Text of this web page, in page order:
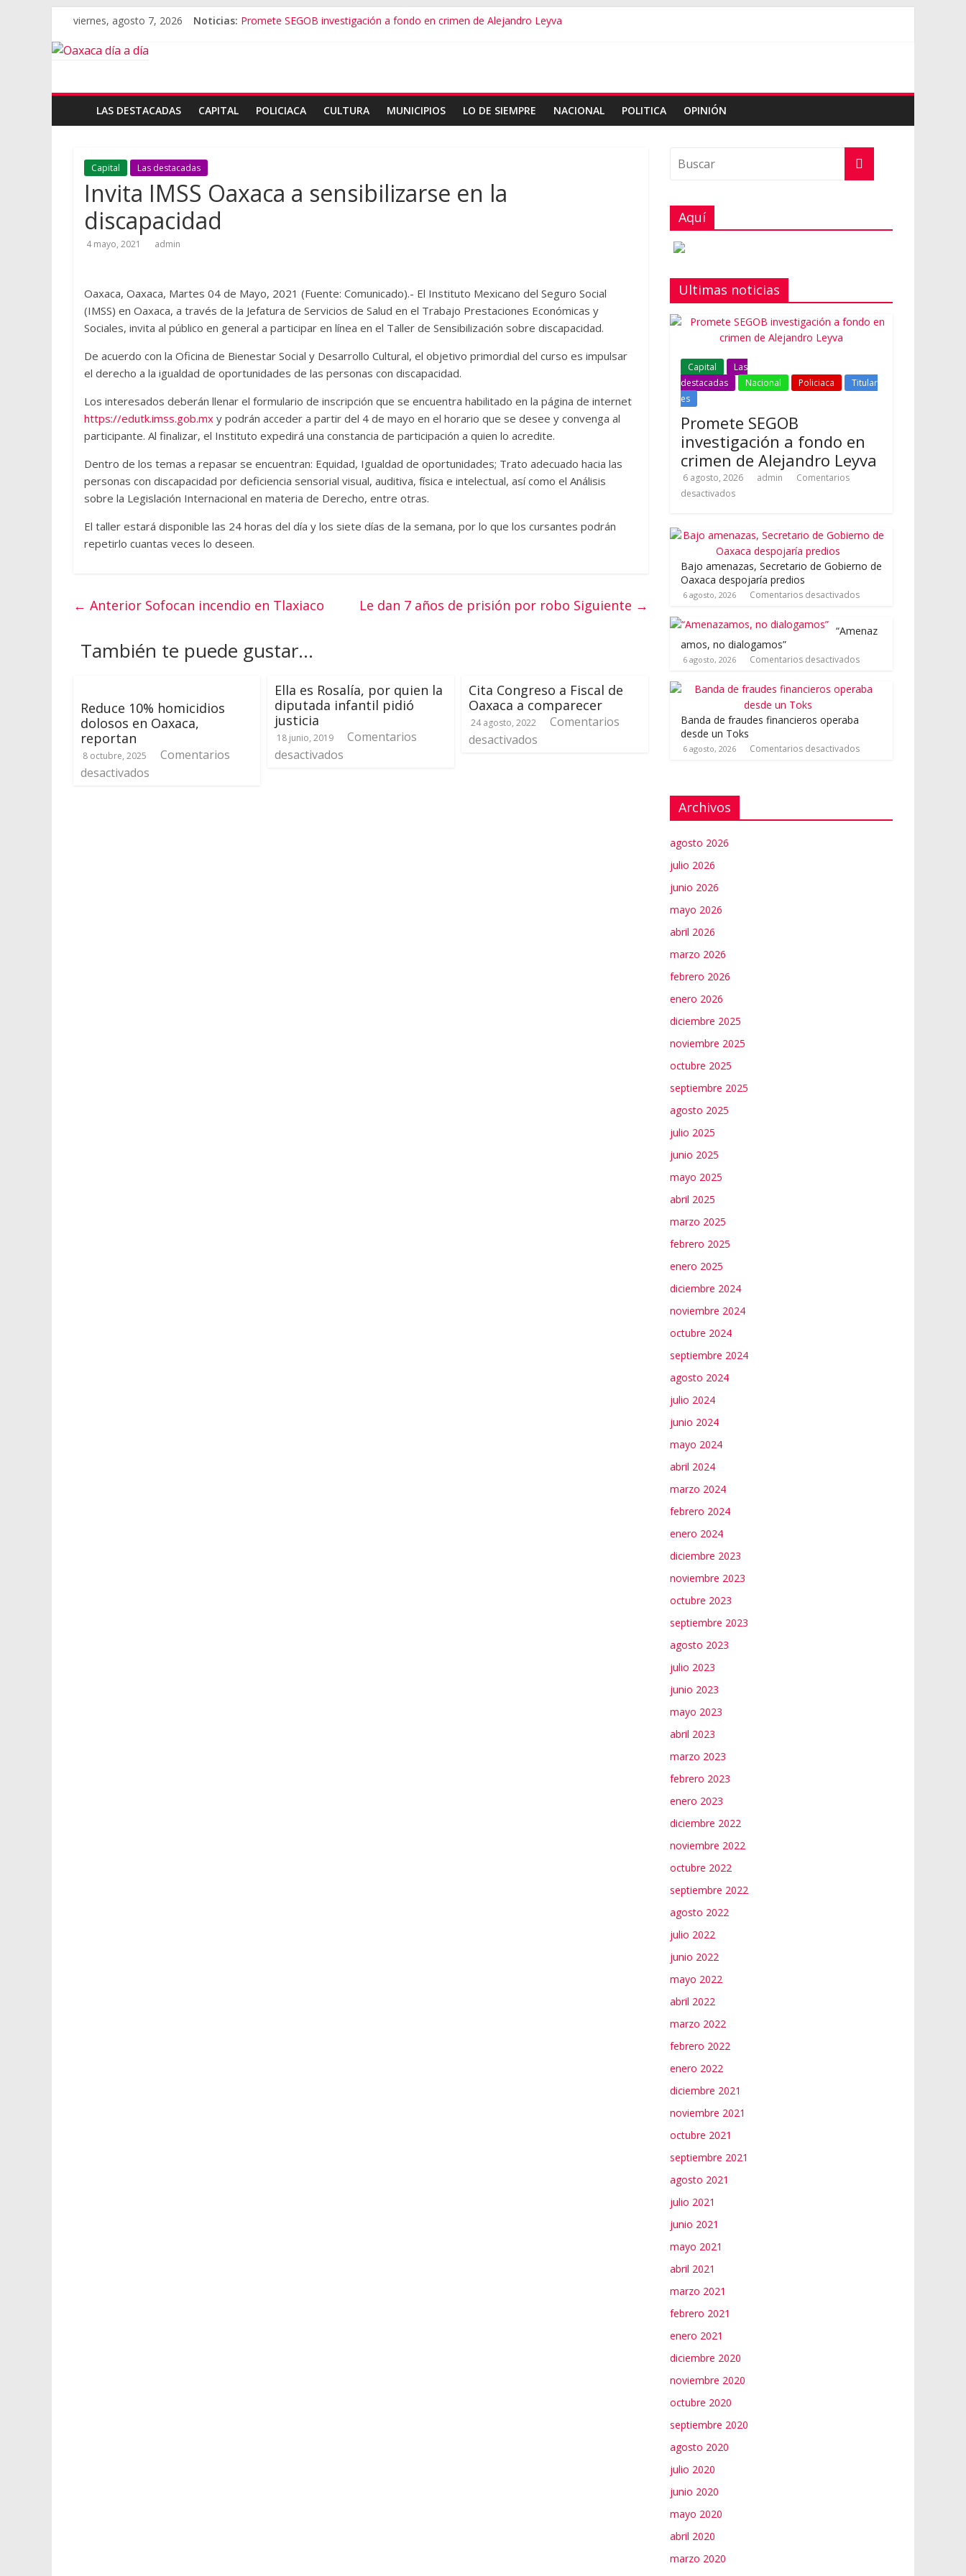
viernes, agosto 7, 2026 Noticias: Promete SEGOB investigación a fondo en crimen de Alejandro Leyva
LAS DESTACADAS
CAPITAL POLICIACA CULTURA MUNICIPIOS LO DE SIEMPRE NACIONAL POLITICA OPINIÓN
Capital Las destacadas
Invita IMSS Oaxaca a sensibilizarse en la
discapacidad
4 mayo, 2021 admin
Oaxaca, Oaxaca, Martes 04 de Mayo, 2021 (Fuente: Comunicado).- El Instituto Mexicano del Seguro Social
(IMSS) en Oaxaca, a través de la Jefatura de Servicios de Salud en el Trabajo Prestaciones Económicas y
Sociales, invita al público en general a participar en línea en el Taller de Sensibilización sobre discapacidad.
De acuerdo con la Oficina de Bienestar Social y Desarrollo Cultural, el objetivo primordial del curso es impulsar
el derecho a la igualdad de oportunidades de las personas con discapacidad.
Los interesados deberán llenar el formulario de inscripción que se encuentra habilitado en la página de internet
https://edutk.imss.gob.mx y podrán acceder a partir del 4 de mayo en el horario que se desee y convenga al
participante. Al finalizar, el Instituto expedirá una constancia de participación a quien lo acredite.
Dentro de los temas a repasar se encuentran: Equidad, Igualdad de oportunidades; Trato adecuado hacia las
personas con discapacidad por deficiencia sensorial visual, auditiva, física e intelectual, así como el Análisis
sobre la Legislación Internacional en materia de Derecho, entre otras.
El taller estará disponible las 24 horas del día y los siete días de la semana, por lo que los cursantes podrán
repetirlo cuantas veces lo deseen.
← Anterior Sofocan incendio en Tlaxiaco Le dan 7 años de prisión por robo Siguiente →
También te puede gustar...
Reduce 10% homicidios
dolosos en Oaxaca,
reportan
8 octubre, 2025
Comentarios
desactivados
Ella es Rosalía, por quien la
diputada infantil pidió
justicia
18 junio, 2019
Comentarios
desactivados
Cita Congreso a Fiscal de
Oaxaca a comparecer
24 agosto, 2022
Comentarios
desactivados
Aquí
Ultimas noticias
Capital
Las
destacadas
Nacional Policiaca
Titular
es
Promete SEGOB
investigación a fondo en
crimen de Alejandro Leyva
6 agosto, 2026 admin
Comentarios
desactivados
Bajo amenazas, Secretario de Gobierno de
Oaxaca despojaría predios
6 agosto, 2026 Comentarios desactivados
“Amenaz
amos, no dialogamos”
6 agosto, 2026 Comentarios desactivados
Banda de fraudes financieros operaba
desde un Toks
6 agosto, 2026 Comentarios desactivados
Archivos
agosto 2026
julio 2026
junio 2026
mayo 2026
abril 2026
marzo 2026
febrero 2026
enero 2026
diciembre 2025
noviembre 2025
octubre 2025
septiembre 2025
agosto 2025
julio 2025
junio 2025
mayo 2025
abril 2025
marzo 2025
febrero 2025
enero 2025
diciembre 2024
noviembre 2024
octubre 2024
septiembre 2024
agosto 2024
julio 2024
junio 2024
mayo 2024
abril 2024
marzo 2024
febrero 2024
enero 2024
diciembre 2023
noviembre 2023
octubre 2023
septiembre 2023
agosto 2023
julio 2023
junio 2023
mayo 2023
abril 2023
marzo 2023
febrero 2023
enero 2023
diciembre 2022
noviembre 2022
octubre 2022
septiembre 2022
agosto 2022
julio 2022
junio 2022
mayo 2022
abril 2022
marzo 2022
febrero 2022
enero 2022
diciembre 2021
noviembre 2021
octubre 2021
septiembre 2021
agosto 2021
julio 2021
junio 2021
mayo 2021
abril 2021
marzo 2021
febrero 2021
enero 2021
diciembre 2020
noviembre 2020
octubre 2020
septiembre 2020
agosto 2020
julio 2020
junio 2020
mayo 2020
abril 2020
marzo 2020